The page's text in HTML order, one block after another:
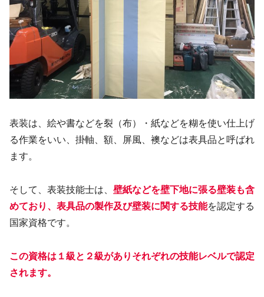
表装は、絵や書などを裂（布）・紙などを糊を使い仕上げ
る作業をいい、掛軸、額、屏風、襖などは表具品と呼ばれ
ます。
そして、表装技能士は、 壁紙などを壁下地に張る壁装も含
めており、表具品の製作及び壁装に関する技能を認定する
国家資格です。
この資格は１級と２級がありそれぞれの技能レベルで認定
されます。